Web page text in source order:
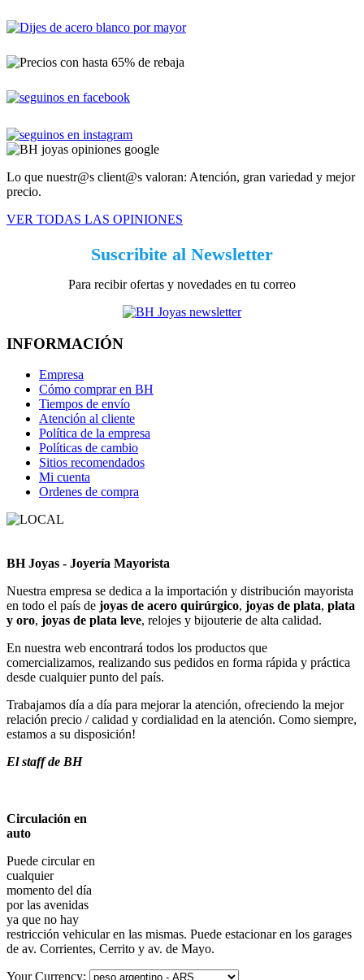
Lo que nuestr@s client@s valoran: Atención, gran variedad y mejor
precio.
VER TODAS LAS OPINIONES
Suscribite al Newsletter
Para recibir ofertas y novedades en tu correo
INFORMACIÓN
Empresa
Cómo comprar en BH
Tiempos de envío
Atención al cliente
Política de la empresa
Políticas de cambio
Sitios recomendados
Mi cuenta
Ordenes de compra
BH Joyas - Joyería Mayorista
Nuestra empresa se dedica a la importación y distribución mayorista
en todo el país de joyas de acero quirúrgico, joyas de plata, plata
y oro, joyas de plata leve, relojes y bijouterie de alta calidad.
En nuestra web encontrará todos los productos que
comercializamos, realizando sus pedidos en forma rápida y práctica
desde cualquier punto del país.
Trabajamos día a día para mejorar la atención, ofreciendo la mejor
relación precio / calidad y cordialidad en la atención. Como siempre,
estamos a su disposición!
El staff de BH
Circulación en
auto
Puede circular en
cualquier
momento del día
por las avenidas
ya que no hay
restricción vehicular en las mismas. Puede estacionar en los garages
de av. Corrientes, Cerrito y av. de Mayo.
Your Currency: